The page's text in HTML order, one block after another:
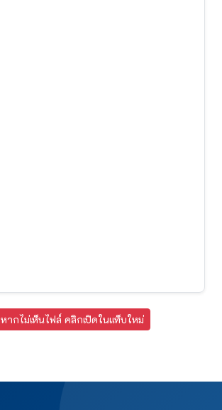
หากไม่เห็นไฟล์ คลิกเปิดในแท็บใหม่